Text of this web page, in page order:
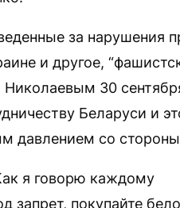
за нарушения
и другое,
30
Беларуси и
давлением со стороны
я говорю каждому
запрет, покупайте